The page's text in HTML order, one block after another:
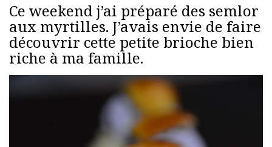
Ce weekend j’ai préparé des semlor
aux myrtilles. J’avais envie de faire
découvrir cette petite brioche bien
riche à ma famille.